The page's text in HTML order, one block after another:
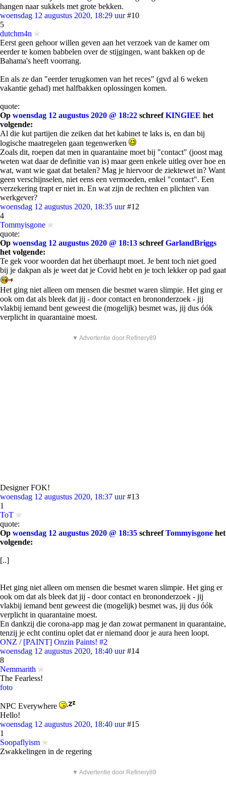
hangen naar sukkels met grote bekken.
woensdag 12 augustus 2020, 18:29 uur #10
5
dutchm4n
Eerst geen gehoor willen geven aan het verzoek van de kamer om
eerder te komen babbelen over de stijgingen, want bakken op de
Bahama's heeft voorrang.
En als ze dan "eerder terugkomen van het reces" (gvd al 6 weken
vakantie gehad) met halfbakken oplossingen komen.
quote:
Op woensdag 12 augustus 2020 @ 18:22 schreefKINGIEE het
volgende:
Al die kut partijen die zeiken dat het kabinet te laks is, en dan bij
logische maatregelen gaan tegenwerken
Zoals dit, roepen dat men in quarantaine moet bij "contact" (joost mag
weten wat daar de definitie van is) maar geen enkele uitleg over hoe en
wat, want wie gaat dat betalen? Mag je hiervoor de ziektewet in? Want
geen verschijnselen, niet eens een vermoeden, enkel "contact". Een
verzekering trapt er niet in. En wat zijn de rechten en plichten van
werkgever?
woensdag 12 augustus 2020, 18:35 uur #12
4
Tommyisgone
quote:
Op woensdag 12 augustus 2020 @ 18:13 schreefGarlandBriggs
het volgende:
Te gek voor woorden dat het überhaupt moet. Je bent toch niet goed
bij je dakpan als je weet dat je Covid hebt en je toch lekker op pad gaat
Het ging niet alleen om mensen die besmet waren slimpie. Het ging er
ook om dat als bleek dat jij - door contact en brononderzoek - jij
vlakbij iemand bent geweest die (mogelijk) besmet was, jij dus óók
verplicht in quarantaine moest.
▼ Advertentie door Refinery89
Designer FOK!
woensdag 12 augustus 2020, 18:37 uur #13
1
ToT
quote:
Op woensdag 12 augustus 2020 @ 18:35 schreefTommyisgone het
volgende:
[..]
Het ging niet alleen om mensen die besmet waren slimpie. Het ging er
ook om dat als bleek dat jij - door contact en brononderzoek - jij
vlakbij iemand bent geweest die (mogelijk) besmet was, jij dus óók
verplicht in quarantaine moest.
En dankzij die corona-app mag je dan zowat permanent in quarantaine,
tenzij je echt continu oplet dat er niemand door je aura heen loopt.
ONZ / [PAINT] Onzin Paints! #2
woensdag 12 augustus 2020, 18:40 uur #14
8
Nemmarith
The Fearless!
foto
NPC Everywhere
Hello!
woensdag 12 augustus 2020, 18:40 uur #15
1
Soopaflyism
Zwakkelingen in de regering
▼ Advertentie door Refinery89